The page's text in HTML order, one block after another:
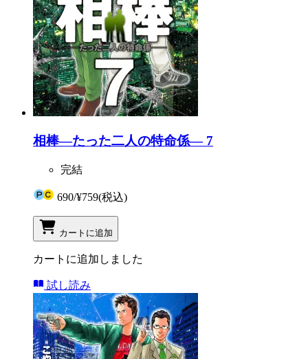
相棒―たった二人の特命係― 7
完結
690/¥759(税込)
カートに追加
カートに追加しました
試し読み